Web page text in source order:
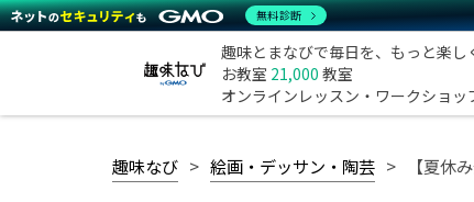
趣味とまなびで毎日を、もっと楽し
お教室 21,000 教室
オンラインレッスン・ワークショッ
趣味なび 絵画・デッサン・陶芸 【夏休
無料診断